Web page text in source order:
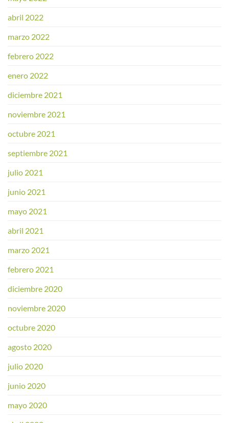
abril 2022
marzo 2022
febrero 2022
enero 2022
diciembre 2021
noviembre 2021
octubre 2021
septiembre 2021
julio 2021
junio 2021
mayo 2021
abril 2021
marzo 2021
febrero 2021
diciembre 2020
noviembre 2020
octubre 2020
agosto 2020
julio 2020
junio 2020
mayo 2020